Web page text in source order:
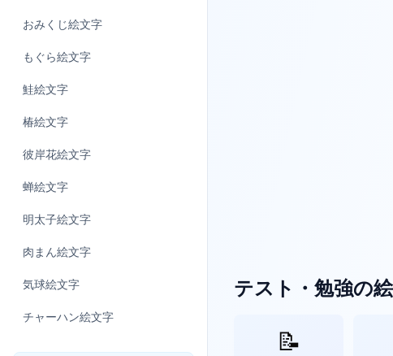
おみくじ絵文字
もぐら絵文字
鮭絵文字
椿絵文字
彼岸花絵文字
蝉絵文字
明太子絵文字
肉まん絵文字
気球絵文字
チャーハン絵文字
テスト・勉強の
📝